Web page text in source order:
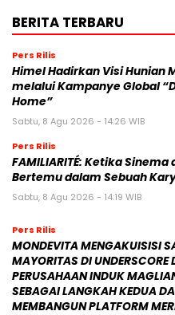
BERITA TERBARU
Pers Rilis
Himel Hadirkan Visi Hunian
melalui Kampanye Global
Home”
Sabtu, 8 Agu 2026 - 14:26 WIB
Pers Rilis
FAMILIARITÉ: Ketika Sinema
Bertemu dalam Sebuah
Sabtu, 8 Agu 2026 - 14:19 WIB
Pers Rilis
MONDEVITA MENGAKUISISI
MAYORITAS DI UNDERSCORE
PERUSAHAAN INDUK
SEBAGAI LANGKAH KEDUA
MEMBANGUN PLATFORM